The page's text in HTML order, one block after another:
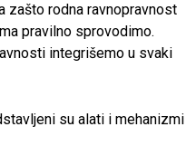
zašto rodna ravnopravnost
pravilno sprovodimo.
integrišemo u svaki
su alati i mehanizmi